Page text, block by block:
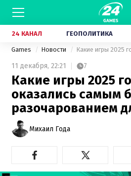
24 КАНАЛ ГЕОПОЛИТИКА
Games Новости
11 декабря, 22:21 7
Какие игры 2025
оказались самым
разочарованием
Михаил Года